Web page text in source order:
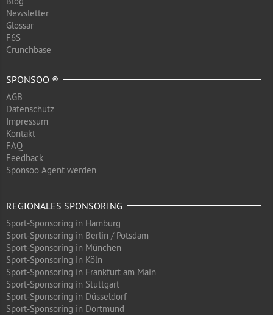
Newsletter
Glossar
F6S
Crunchbase
SPONSOO ®
AGB
Datenschutz
Impressum
Kontakt
FAQ
Feedback
Sponsoo Agent werden
REGIONALES SPONSORING
Sport-Sponsoring in Hamburg
Sport-Sponsoring in Berlin / Potsdam
Sport-Sponsoring in München
Sport-Sponsoring in Köln
Sport-Sponsoring in Frankfurt am Main
Sport-Sponsoring in Stuttgart
Sport-Sponsoring in Düsseldorf
Sport-Sponsoring in Dortmund